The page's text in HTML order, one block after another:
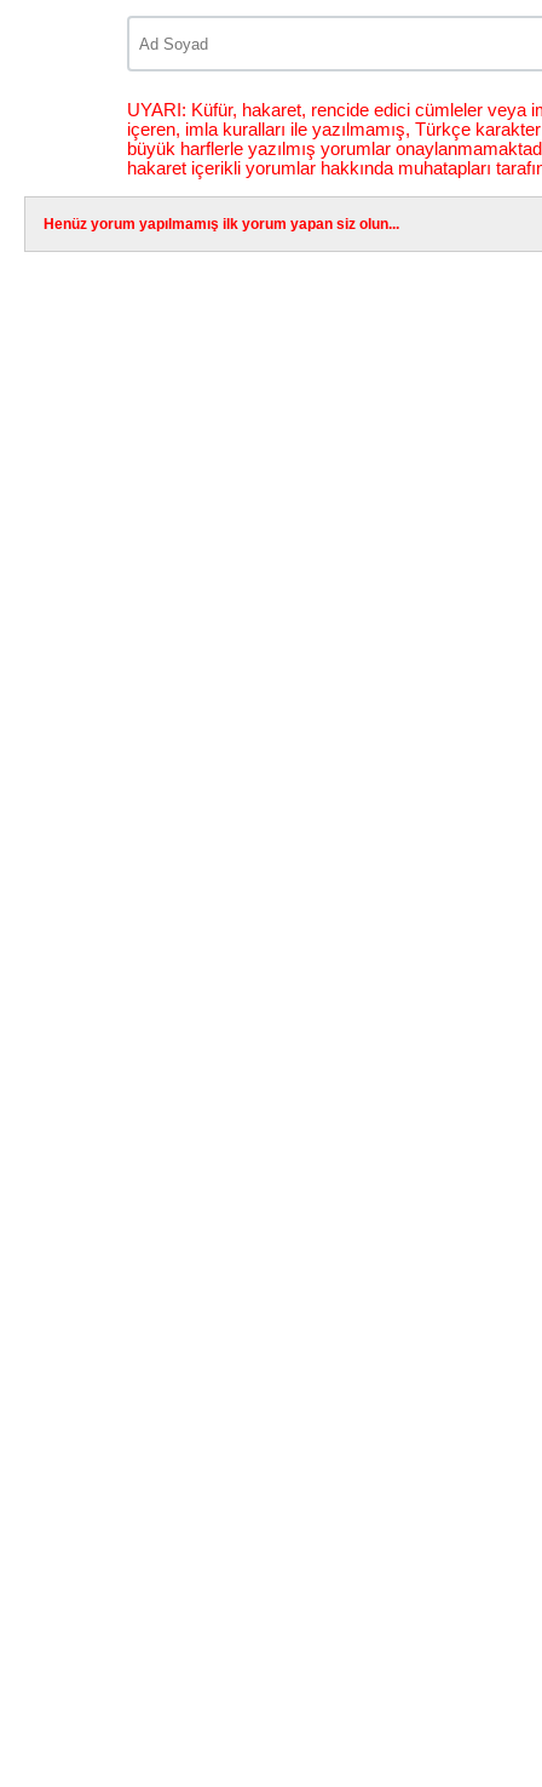
UYARI: Küfür, hakaret, rencide edici cümleler veya
içeren, imla kuralları ile yazılmamış, Türkçe
büyük harflerle yazılmış yorumlar
hakaret içerikli yorumlar hakkında muhatapları
Henüz yorum yapılmamış ilk yorum yapan siz olun...